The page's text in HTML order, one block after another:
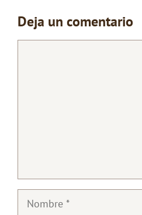
Deja un comentario
Nombre